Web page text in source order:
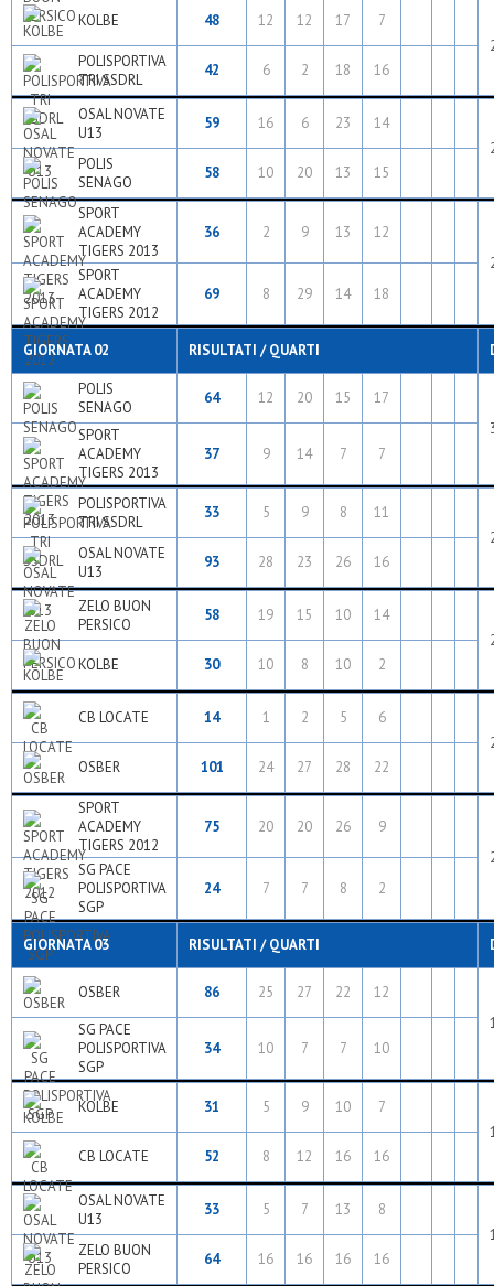
KOLBE 48 12 12 17
7
POLISPORTIVA
TRI SSDRL
42 6 2 18 16
OSAL NOVATE
U13
59 16 6 23
14
POLIS
SENAGO
58 10 20 13 15
SPORT
ACADEMY
TIGERS 2013
36 2 9 13
12
SPORT
ACADEMY
TIGERS 2012
69 8 29 14 18
GIORNATA 02 RISULTATI / QUARTI
POLIS
SENAGO
64 12 20 15
17
SPORT
ACADEMY
TIGERS 2013
37 9 14 7 7
POLISPORTIVA
TRI SSDRL
33 5 9 8
11
OSAL NOVATE
U13
93 28 23 26 16
ZELO BUON
PERSICO
58 19 15 10
14
KOLBE
30 10 8 10 2
CB LOCATE 14 1 2 5
6
OSBER
101 24 27 28 22
SPORT
ACADEMY
TIGERS 2012
75 20 20 26
9
SG PACE
POLISPORTIVA
SGP
24 7 7 8 2
GIORNATA 03 RISULTATI / QUARTI
OSBER 86 25 27 22
12
SG PACE
POLISPORTIVA
SGP
34 10 7 7 10
KOLBE 31 5 9 10
7
CB LOCATE
52 8 12 16 16
OSAL NOVATE
U13
33 5 7 13
8
ZELO BUON
PERSICO
64 16 16 16 16